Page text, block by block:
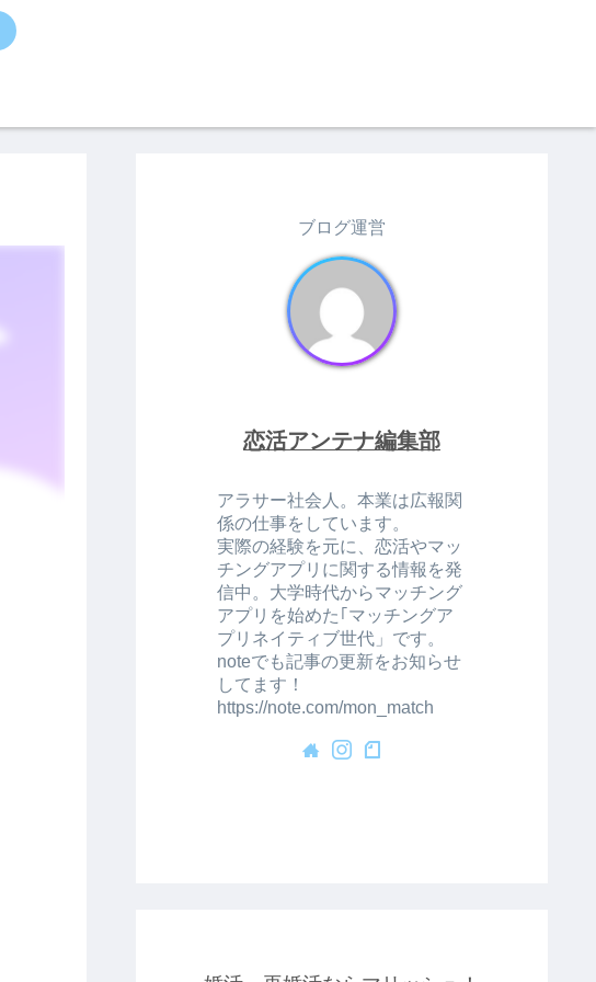
ブログ運営
恋活アンテナ編集部
アラサー社会人。本業は広報関
係の仕事をしています。
実際の経験を元に、恋活やマッ
チングアプリに関する情報を発
信中。大学時代からマッチング
アプリを始めた｢マッチングア
プリネイティブ世代」です。
noteでも記事の更新をお知らせ
してます！
https://note.com/mon_match